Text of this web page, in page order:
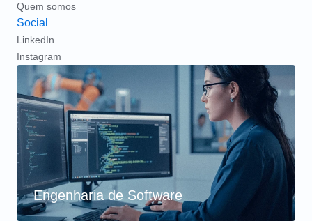
Quem somos
Social
LinkedIn
Instagram
Engenharia de Software